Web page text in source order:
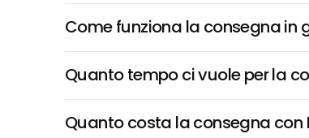
Come funziona la consegna in
Quanto tempo ci vuole per la
Quanto costa la consegna con